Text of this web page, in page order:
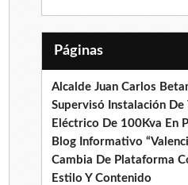
Páginas
Alcalde Juan Carlos
Supervisó Instalación
Eléctrico De 100Kva En
Blog Informativo
Cambia De Plataforma
Estilo Y Contenido